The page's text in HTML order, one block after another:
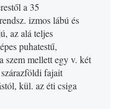
a 35
izmos lábú és
az alá teljes
puhatestű,
szem mellett egy v. két
fajait
kül. az éti csiga